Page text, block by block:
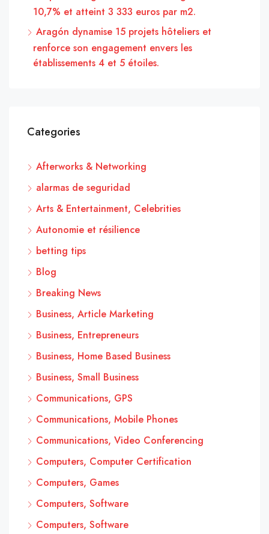
10,7% et atteint 3 333 euros par m2.
Aragón dynamise 15 projets hôteliers et
renforce son engagement envers les
établissements 4 et 5 étoiles.
Categories
Afterworks & Networking
alarmas de seguridad
Arts & Entertainment, Celebrities
Autonomie et résilience
betting tips
Blog
Breaking News
Business, Article Marketing
Business, Entrepreneurs
Business, Home Based Business
Business, Small Business
Communications, GPS
Communications, Mobile Phones
Communications, Video Conferencing
Computers, Computer Certification
Computers, Games
Computers, Software
Computers, Software